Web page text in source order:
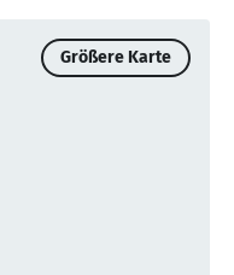
Größere Karte